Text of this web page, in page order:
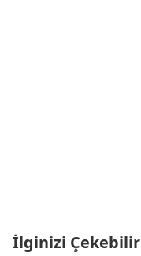
İlginizi Çekebilir